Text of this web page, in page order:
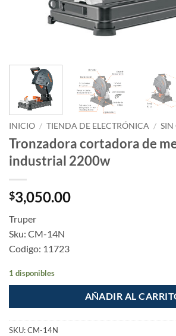
INICIO / TIENDA DE ELECTRÓNICA / SIN
Tronzadora cortadora de
industrial 2200w
$3,050.00
Truper
Sku: CM-14N
Codigo: 11723
1 disponibles
AÑADIR AL
SKU:CM-14N